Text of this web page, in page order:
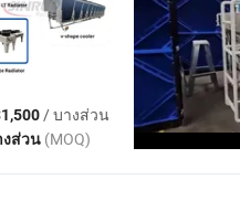
/ บางส่วน
งส่วน (MOQ)